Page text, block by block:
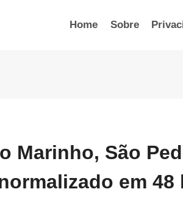
Home Sobre
Marinho, São
em 48